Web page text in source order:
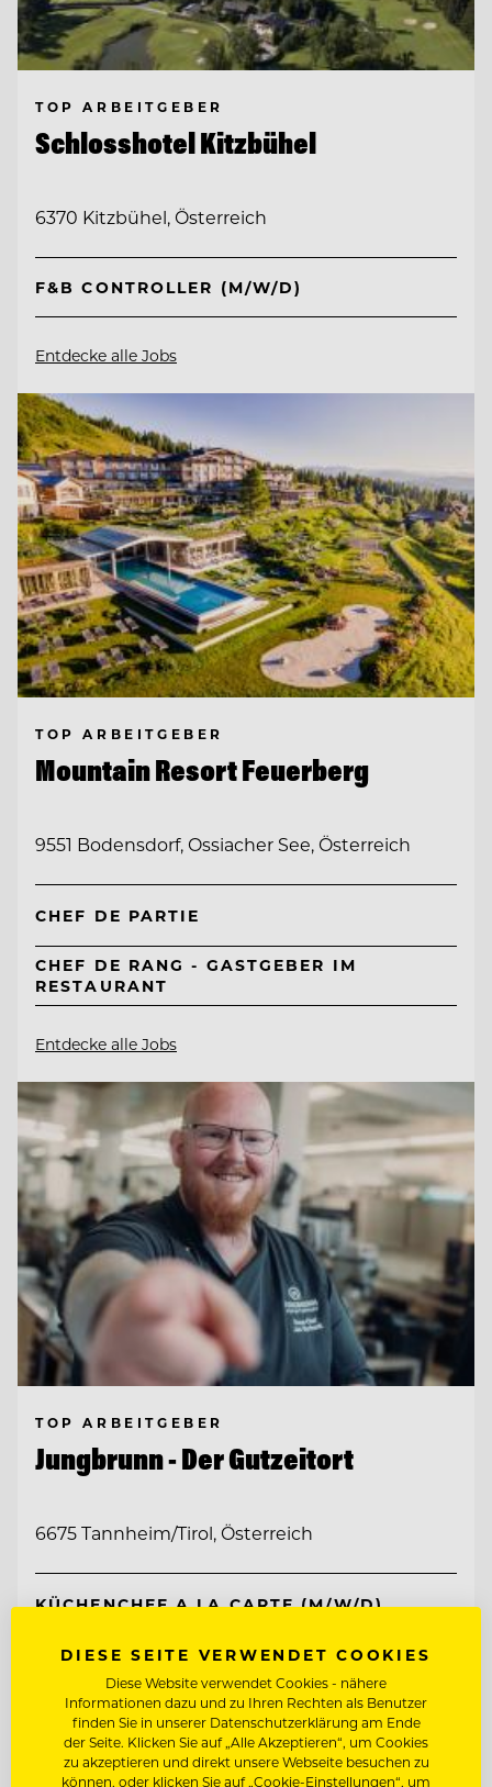
TOP ARBEITGEBER
Schlosshotel Kitzbühel
6370 Kitzbühel, Österreich
F&B CONTROLLER (M/W/D)
Entdecke alle Jobs
TOP ARBEITGEBER
Mountain Resort Feuerberg
9551 Bodensdorf, Ossiacher See, Österreich
CHEF DE PARTIE
CHEF DE RANG - GASTGEBER IM
RESTAURANT
Entdecke alle Jobs
TOP ARBEITGEBER
Jungbrunn - Der Gutzeitort
6675 Tannheim/Tirol, Österreich
KÜCHENCHEF A LA CARTE (M/W/D)
SCHANKMITARBEITER (M/W/D)
Entdecke alle Jobs
DIESE SEITE VERWENDET COOKIES
Diese Website verwendet Cookies - nähere
Informationen dazu und zu Ihren Rechten als Benutzer
finden Sie in unserer Datenschutzerklärung am Ende
der Seite. Klicken Sie auf „Alle Akzeptieren“, um Cookies
zu akzeptieren und direkt unsere Webseite besuchen zu
können, oder klicken Sie auf „Cookie-Einstellungen“, um